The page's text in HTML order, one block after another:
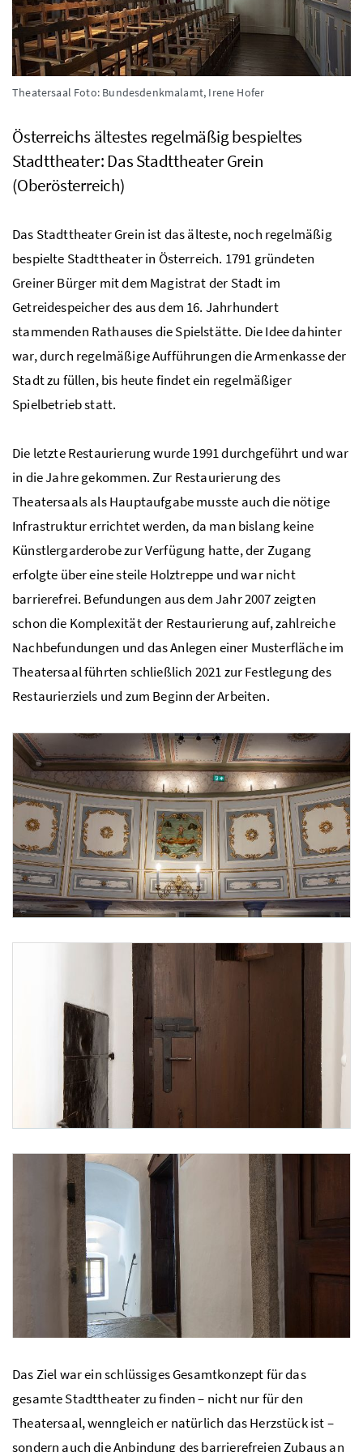
Theatersaal Foto: Bundesdenkmalamt, Irene Hofer
Österreichs ältestes regelmäßig bespieltes
Stadttheater: Das Stadttheater Grein
(Oberösterreich)
Das Stadttheater Grein ist das älteste, noch regelmäßig
bespielte Stadttheater in Österreich. 1791 gründeten
Greiner Bürger mit dem Magistrat der Stadt im
Getreidespeicher des aus dem 16. Jahrhundert
stammenden Rathauses die Spielstätte. Die Idee dahinter
war, durch regelmäßige Aufführungen die Armenkasse der
Stadt zu füllen, bis heute findet ein regelmäßiger
Spielbetrieb statt.
Die letzte Restaurierung wurde 1991 durchgeführt und war
in die Jahre gekommen. Zur Restaurierung des
Theatersaals als Hauptaufgabe musste auch die nötige
Infrastruktur errichtet werden, da man bislang keine
Künstlergarderobe zur Verfügung hatte, der Zugang
erfolgte über eine steile Holztreppe und war nicht
barrierefrei. Befundungen aus dem Jahr 2007 zeigten
schon die Komplexität der Restaurierung auf, zahlreiche
Nachbefundungen und das Anlegen einer Musterfläche im
Theatersaal führten schließlich 2021 zur Festlegung des
Restaurierziels und zum Beginn der Arbeiten.
Theatersaal Detail der Empore Foto 1: Bundesdenkmalamt, Irene
Eingang in das direkt neben dem Theater liegende ehemalige
Das Ziel war ein schlüssiges Gesamtkonzept für das
gesamte Stadttheater zu finden – nicht nur für den
Theatersaal, wenngleich er natürlich das Herzstück ist –
sondern auch die Anbindung des barrierefreien Zubaus an